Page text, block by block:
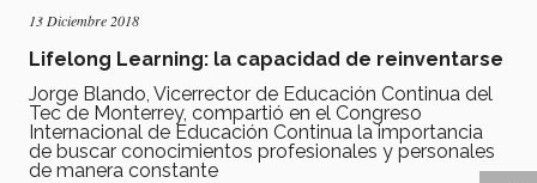
13 Diciembre 2018
Lifelong Learning: la capacidad de reinventarse
Jorge Blando, Vicerrector de Educación Continua del
Tec de Monterrey, compartió en el Congreso
Internacional de Educación Continua la importancia
de buscar conocimientos profesionales y personales
de manera constante